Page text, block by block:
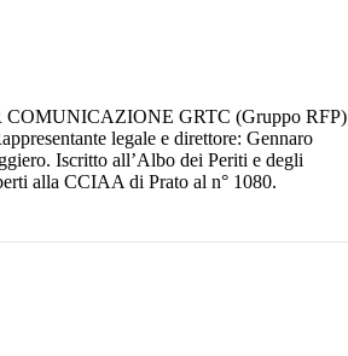
COMUNICAZIONE GRTC (Gruppo RFP)
legale e direttore: Gennaro
Iscritto all’Albo dei Periti e degli
alla CCIAA di Prato al n° 1080.